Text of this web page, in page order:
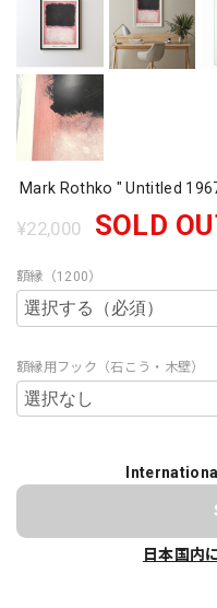
Mark Rothko " Untitled
¥22,000 SOLD
額縁（1200）
額縁用フック（石こう・木壁）
日本国内